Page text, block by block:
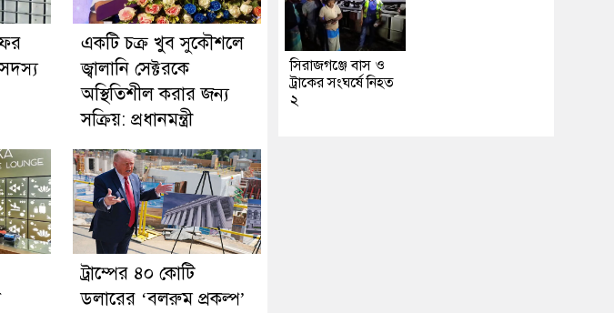
একটি চক্র খুব সুকৌশলে
জ্বালানি সেক্টরকে
অস্থিতিশীল করার জন্য
সক্রিয়: প্রধানমন্ত্রী
ট্রাম্পের ৪০ কোটি
ডলারের ‘বলরুম প্রকল্প’
সিরাজগঞ্জে বাস ও
ট্রাকের সংঘর্ষে নিহত
২